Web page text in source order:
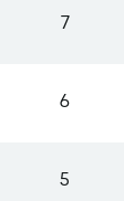
7
6
5